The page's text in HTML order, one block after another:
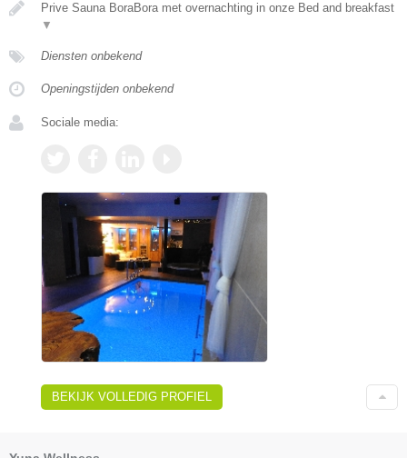
Prive Sauna BoraBora met overnachting in onze Bed and breakfast
▼
Diensten onbekend
Openingstijden onbekend
Sociale media:
BEKIJK VOLLEDIG PROFIEL